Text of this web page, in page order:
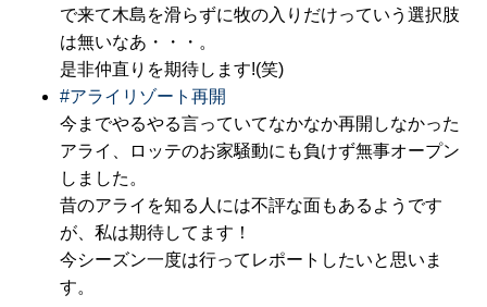
で来て木島を滑らずに牧の入りだけっていう選択肢
は無いなあ・・・。
是非仲直りを期待します!(笑)
#アライリゾート再開
今までやるやる言っていてなかなか再開しなかった
アライ、ロッテのお家騒動にも負けず無事オープン
しました。
昔のアライを知る人には不評な面もあるようです
が、私は期待してます！
今シーズン一度は行ってレポートしたいと思いま
す。